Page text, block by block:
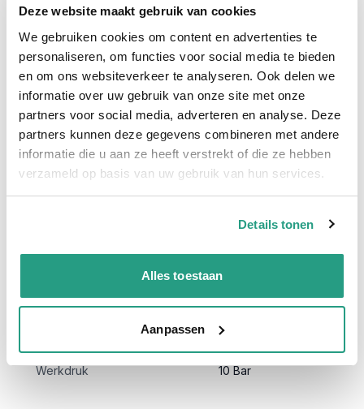
Deze website maakt gebruik van cookies
We gebruiken cookies om content en advertenties te
personaliseren, om functies voor social media te bieden
en om ons websiteverkeer te analyseren. Ook delen we
informatie over uw gebruik van onze site met onze
partners voor social media, adverteren en analyse. Deze
partners kunnen deze gegevens combineren met andere
informatie die u aan ze heeft verstrekt of die ze hebben
verzameld op basis van uw gebruik van hun services.
Details tonen
Alles toestaan
Aanpassen
Snel naar
Details Meer informatie
Details
Plat oprolbare waterslang kopen?
Brandweerslang plat oprolbaar voorzien van beide zijden
Storz koppeling NA 81.
Uitermate geschikt om in te zetten als beregeningsslang of
Meer informatie
Werkdruk 10 Bar